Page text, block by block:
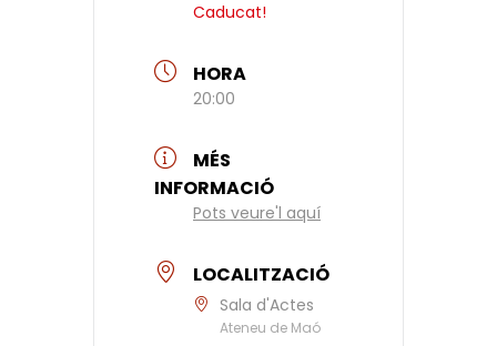
Caducat!
HORA
20:00
MÉS
INFORMACIÓ
Pots veure'l aquí
LOCALITZACIÓ
Sala d'Actes
Ateneu de Maó